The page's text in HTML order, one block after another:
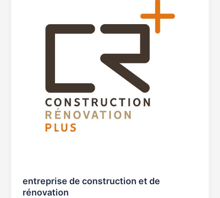
entreprise de construction et de
rénovation
rénovation